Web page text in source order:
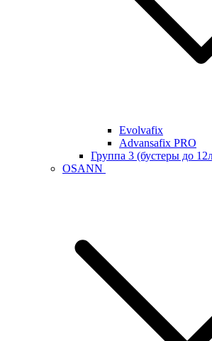
Evolvafix
Advansafix PRO
Группа 3 (бустеры до
OSANN